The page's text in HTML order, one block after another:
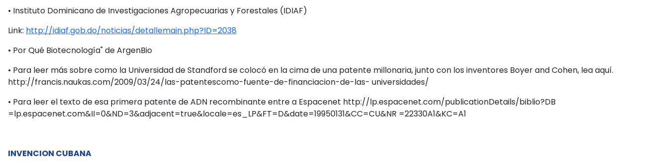
• Instituto Dominicano de Investigaciones Agropecuarias y Forestales (IDIAF)
Link: http://idiaf.gob.do/noticias/detallemain.php?ID=2038
• Por Qué Biotecnología" de ArgenBio
• Para leer más sobre como la Universidad de Standford se colocó en la cima de una patente millonaria, junto con los inventores Boyer and Cohen, lea aquí.
http://francis.naukas.com/2009/03/24/las-patentescomo-fuente-de-financiacion-de-las- universidades/
• Para leer el texto de esa primera patente de ADN recombinante entre a Espacenet http://lp.espacenet.com/publicationDetails/biblio?DB
=lp.espacenet.com&II=0&ND=3&adjacent=true&locale=es_LP&FT=D&date=19950131&CC=CU&NR =22330A1&KC=A1
INVENCION CUBANA